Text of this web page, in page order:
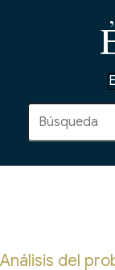
Análisis del